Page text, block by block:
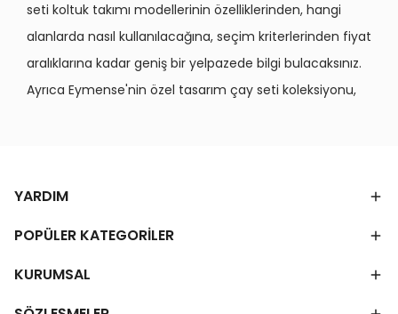
seti koltuk takımı modellerinin özelliklerinden, hangi
alanlarda nasıl kullanılacağına, seçim kriterlerinden fiyat
aralıklarına kadar geniş bir yelpazede bilgi bulacaksınız.
Ayrıca Eymense'nin özel tasarım çay seti koleksiyonu,
Çay Seti Koltuk Takımı Modelleri
Çay seti koltuk takımları, genellikle 2+1+1 veya 3+1+1
YARDIM
POPÜLER KATEGORİLER
KURUMSAL